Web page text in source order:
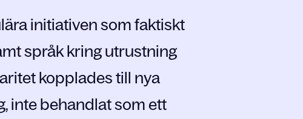
initiativen som faktiskt
språk kring utrustning
kopplades till nya
inte behandlat som ett